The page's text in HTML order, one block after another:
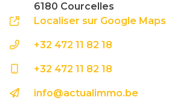
6180 Courcelles
Localiser sur Google Maps
+32 472 11 82 18
+32 472 11 82 18
info@actualimmo.be